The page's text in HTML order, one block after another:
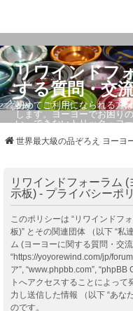
リワインドフ
する質問・交
初めてご利用になられる方
します。ヨーヨーでお困り
い。できないトリック・ヨ
世界最大級の品ぞろえ ヨーヨ
リワインドフォーラム
示板) - プライバシーポ
このポリシーは “リワインドフ
板)” とその関連団体 （以下 “私
ム (ヨーヨーに関する質問・交流
“https://yoyorewind.com/jp/
ア”, “www.phpbb.com”, “phpBB
トへアクセスすることによっ
力し送信した情報 （以下 “あな
のです。